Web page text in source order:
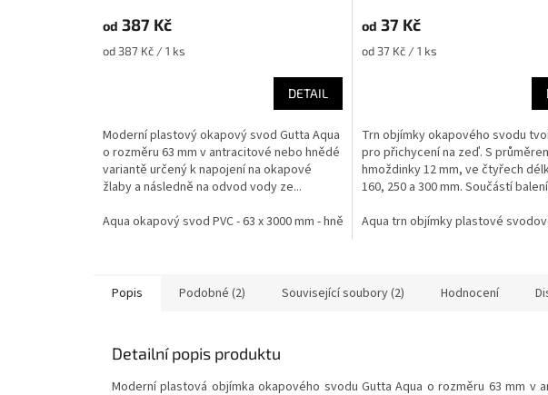
od 387 Kč
Měrná
od 387 Kč / 1 ks
DETAIL
Moderní plastový okapový svod Gutta Aqua
o rozměru 63 mm v antracitové nebo hnědé
variantě určený k napojení na okapové
žlaby a následně na odvod vody ze...
Aqua okapový svod PVC - 63 x 3000 mm - hnědá
Aqua okapový svod PVC - 63 x
produktu
4,0
od 37 Kč
Měrná
od 37 Kč / 1 ks
Trn objímky okapového svodu
pro přichycení na zeď. S
hmoždinky 12 mm, ve čtyřech
160, 250 a 300 mm. Součástí
Aqua trn objímky plastové
Popis Podobné (2) Související soubory (2) Hodnocení
Detailní popis produktu
Moderní plastová objímka okapového svodu Gutta Aqua o rozměru 63 mm v